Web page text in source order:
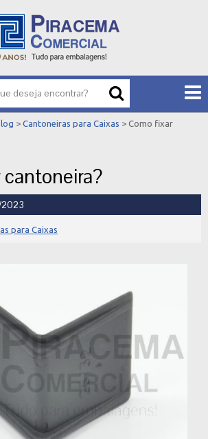
para Caixas
> Cantoneiras para Caixas > Como fixar